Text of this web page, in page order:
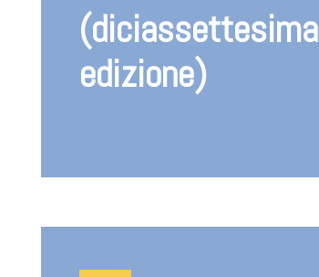
(diciassettesima
edizione)